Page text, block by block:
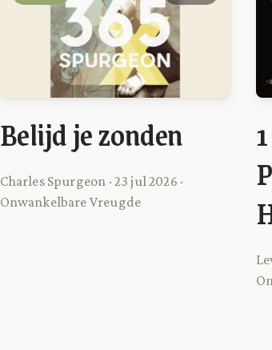
Belijd je zonden
Charles Spurgeon · 23 jul 2026 ·
Onwankelbare Vreugde